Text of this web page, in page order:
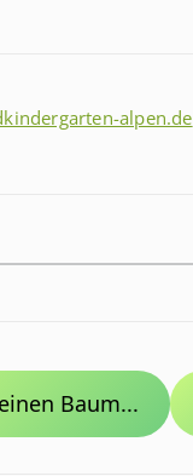
alpen.de
Baum...